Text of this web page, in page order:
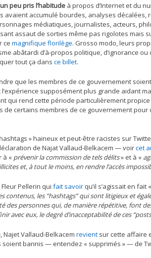
un peu pris l’habitude à propos d’Internet et du
avaient accumulé bourdes, analyses décalées,
médiatiques, journalistes, acteurs,
assaut de sorties même pas rigolotes mais
ce magnifique florilège. Grosso modo, leurs
abâtardi d’à-propos politique, d’ignorance ou
tout ça dans ce billet.
que les membres de ce gouvernement
l’expérience supposément plus grande aidant
qui rend cette période particulièrement
de certains membres de ce gouvernement pour
» haineux et peut-être racistes sur
de Najat Vallaud-Belkacem — voircet
à « prévenir la commission de tels délits» et à «
et, à tout le moins, en rendre l’accès
Fleur Pellerin qui fait savoir qu’il s’agissait en fait «
contenus, les “hashtags”qui sont litigieux et
des personnes qui, de manière répétitive, font
avec eux, le degré d’inacceptabilité de ces “posts
Najet Vallaud-Belkacem revient sur cette affaire
soient bannis — entendez « supprimés » — de